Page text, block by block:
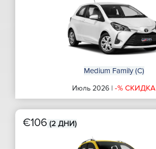
Medium Family (C)
Июль 2026 | -% СКИДКА
€106 (2 ДНИ)